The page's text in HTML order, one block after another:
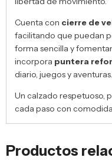
Cuenta con cierre de
facilitando que puedan
forma sencilla y
incorpora puntera
diario, juegos y aventuras.
Un calzado respetuoso,
cada paso con
Productos